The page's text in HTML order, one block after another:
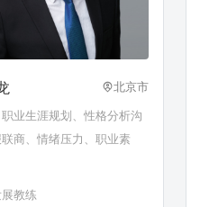
北京市
业生涯规划、性格分析沟
商、情绪压力、职业素
教练